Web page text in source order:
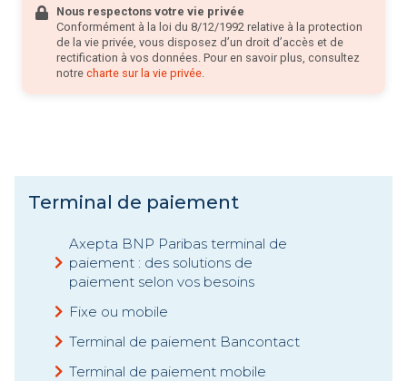
Nous respectons votre vie privée
Conformément à la loi du 8/12/1992 relative à la protection
de la vie privée, vous disposez d’un droit d’accès et de
rectification à vos données. Pour en savoir plus, consultez
notre charte sur la vie privée
Terminal de paiement
Axepta BNP Paribas terminal de
paiement : des solutions de
paiement selon vos besoins
Fixe ou mobile
Terminal de paiement Bancontact
Terminal de paiement mobile